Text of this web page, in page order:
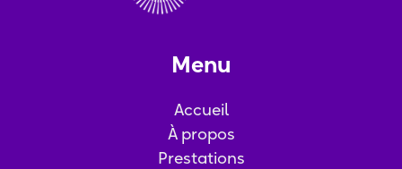
Menu
Accueil
À propos
Prestations